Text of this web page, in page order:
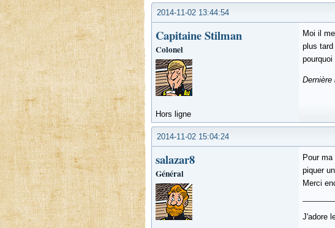
2014-11-02 13:44:54
Capitaine Stilman
Colonel
Moi il
plus
pourquoi
Dernière
Hors ligne
2014-11-02 15:04:24
salazar8
Général
Pour
piquer
Merci
J'adore